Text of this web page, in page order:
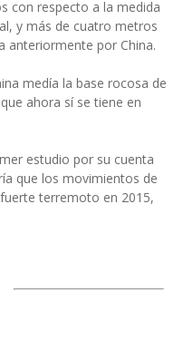
con respecto a la medida
y más de cuatro metros
anteriormente por China.
medía la base rocosa de
ahora sí se tiene en
estudio por su cuenta
que los movimientos de
terremoto en 2015,